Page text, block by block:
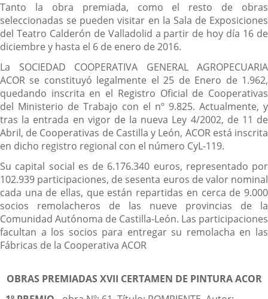
Tanto la obra premiada, como el resto de obras
seleccionadas se pueden visitar en la Sala de Exposiciones
del Teatro Calderón de Valladolid a partir de hoy día 16 de
diciembre y hasta el 6 de enero de 2016.
La SOCIEDAD COOPERATIVA GENERAL AGROPECUARIA
ACOR se constituyó legalmente el 25 de Enero de 1.962,
quedando inscrita en el Registro Oficial de Cooperativas
del Ministerio de Trabajo con el nº 9.825. Actualmente, y
tras la entrada en vigor de la nueva Ley 4/2002, de 11 de
Abril, de Cooperativas de Castilla y León, ACOR está inscrita
en dicho registro regional con el número CyL-119.
Su capital social es de 6.176.340 euros, representado por
102.939 participaciones, de sesenta euros de valor nominal
cada una de ellas, que están repartidas en cerca de 9.000
socios remolacheros de las nueve provincias de la
Comunidad Autónoma de Castilla-León. Las participaciones
facultan a los socios para entregar su remolacha en las
Fábricas de la Cooperativa ACOR
OBRAS PREMIADASXVII CERTAMEN DE PINTURA ACOR